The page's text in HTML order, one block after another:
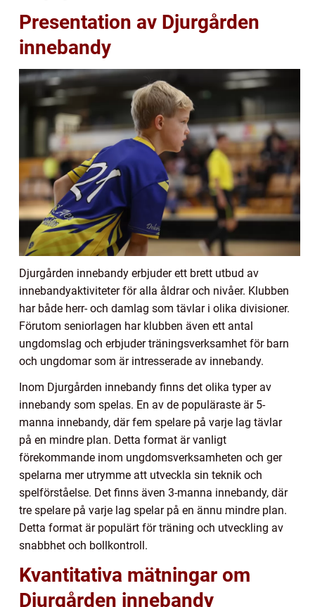
Presentation av Djurgården
innebandy
Djurgården innebandy erbjuder ett brett utbud av
innebandyaktiviteter för alla åldrar och nivåer. Klubben
har både herr- och damlag som tävlar i olika divisioner.
Förutom seniorlagen har klubben även ett antal
ungdomslag och erbjuder träningsverksamhet för barn
och ungdomar som är intresserade av innebandy.
Inom Djurgården innebandy finns det olika typer av
innebandy som spelas. En av de populäraste är 5-
manna innebandy, där fem spelare på varje lag tävlar
på en mindre plan. Detta format är vanligt
förekommande inom ungdomsverksamheten och ger
spelarna mer utrymme att utveckla sin teknik och
spelförståelse. Det finns även 3-manna innebandy, där
tre spelare på varje lag spelar på en ännu mindre plan.
Detta format är populärt för träning och utveckling av
snabbhet och bollkontroll.
Kvantitativa mätningar om
Djurgården innebandy